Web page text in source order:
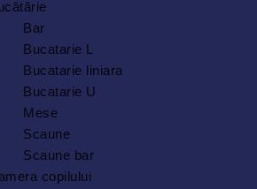
Bar
Bucatarie L
Bucatarie liniara
Bucatarie U
Mese
Scaune
Scaune bar
copilului